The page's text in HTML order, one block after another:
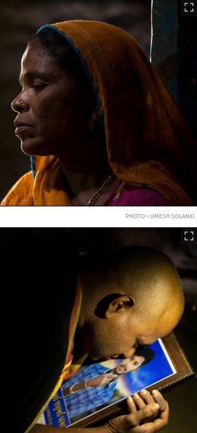
PHOTO • UMESH SOLANKI